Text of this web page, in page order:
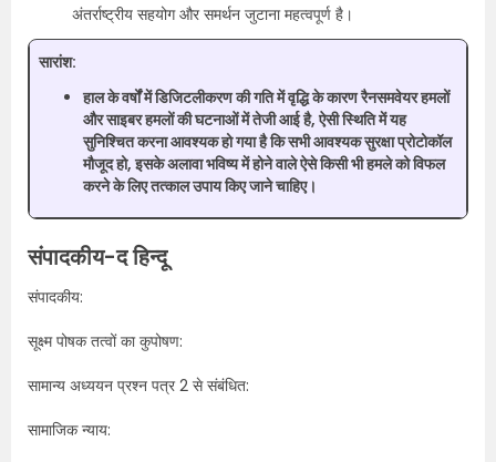
अंतर्राष्ट्रीय सहयोग और समर्थन जुटाना महत्वपूर्ण है।
सारांश:
हाल के वर्षों में डिजिटलीकरण की गति में वृद्धि के कारण रैनसमवेयर हमलों
और साइबर हमलों की घटनाओं में तेजी आई है, ऐसी स्थिति में यह
सुनिश्चित करना आवश्यक हो गया है कि सभी आवश्यक सुरक्षा प्रोटोकॉल
मौजूद हो, इसके अलावा भविष्य में होने वाले ऐसे किसी भी हमले को विफल
करने के लिए तत्काल उपाय किए जाने चाहिए।
संपादकीय-द हिन्दू
संपादकीय:
सूक्ष्म पोषक तत्वों का कुपोषण:
सामान्य अध्ययन प्रश्न पत्र 2 से संबंधित:
सामाजिक न्याय: